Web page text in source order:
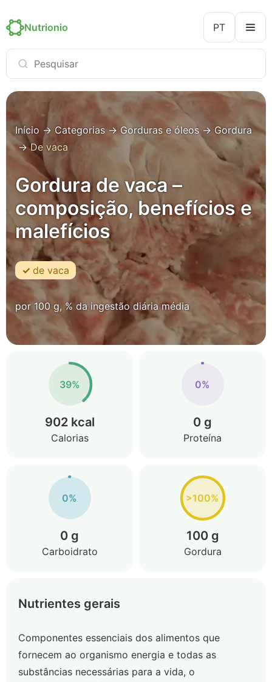
Nutrionio PT
Início → Categorias → Gorduras e óleos → Gordura
→De vaca
Gordura de vaca –
composição, benefícios e
malefícios
de vaca
por 100 g, % da ingestão diária média
39%
902 kcal
Calorias
0%
0 g
Proteína
0%
0 g
Carboidrato
>100%
100 g
Gordura
Nutrientes gerais
Componentes essenciais dos alimentos que
fornecem ao organismo energia e todas as
substâncias necessárias para a vida, o